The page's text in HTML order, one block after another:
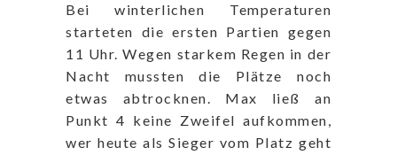
Bei winterlichen Temperaturen
starteten die ersten Partien gegen
11 Uhr. Wegen starkem Regen in der
Nacht mussten die Plätze noch
etwas abtrocknen. Max ließ an
Punkt 4 keine Zweifel aufkommen,
wer heute als Sieger vom Platz geht